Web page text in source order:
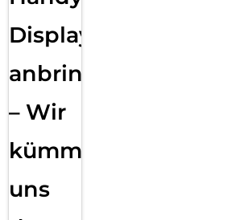
Displayfolie
anbringen
– Wir
kümmern
uns